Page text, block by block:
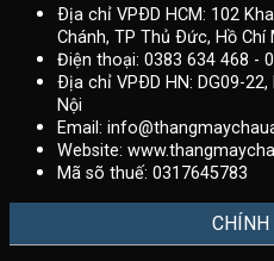
Ðịa chỉ VPÐD HCM: 102
Chánh, TP Thủ Ðức, Hồ Chí
Điện thoại: 0383 634 468 -
Ðịa chỉ VPÐD HN: DG09-
Nội
Email:
Website:
Mã sõ thuế: 0317645783
CHÍNH